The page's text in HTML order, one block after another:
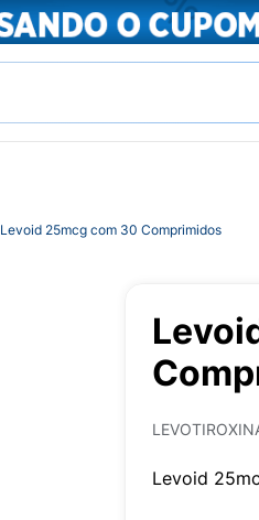
Levoid 25mcg com 30 Comprimidos
Levoid